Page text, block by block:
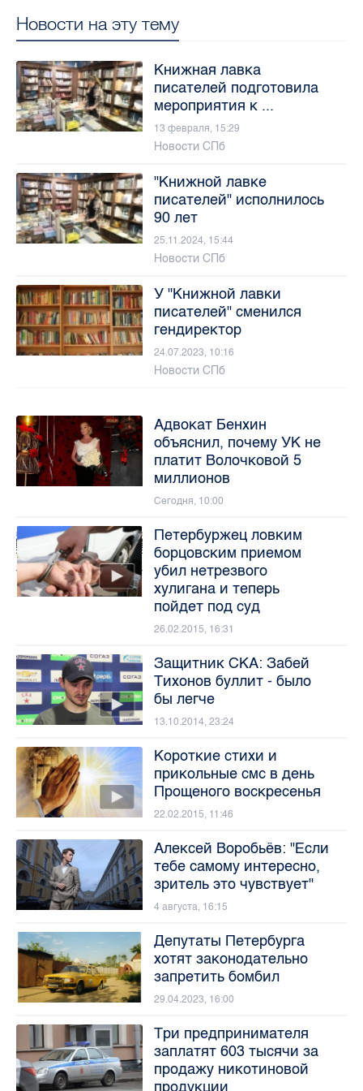
Новости на эту тему
Книжная лавка
писателей подготовила
мероприятия к ...
13 февраля, 15:29
Новости СПб
"Книжной лавке
писателей" исполнилось
90 лет
25.11.2024, 15:44
Новости СПб
У "Книжной лавки
писателей" сменился
гендиректор
24.07.2023, 10:16
Новости СПб
Адвокат Бенхин
объяснил, почему УК не
платит Волочковой 5
миллионов
Сегодня, 10:00
Петербуржец ловким
борцовским приемом
убил нетрезвого
хулигана и теперь
пойдет под суд
26.02.2015, 16:31
Защитник СКА: Забей
Тихонов буллит - было
бы легче
13.10.2014, 23:24
Короткие стихи и
прикольные смс в день
Прощеного воскресенья
22.02.2015, 11:46
Алексей Воробьёв: "Если
тебе самому интересно,
зритель это чувствует"
4 августа, 16:15
Депутаты Петербурга
хотят законодательно
запретить бомбил
29.04.2023, 16:00
Три предпринимателя
заплатят 603 тысячи за
продажу никотиновой
продукции